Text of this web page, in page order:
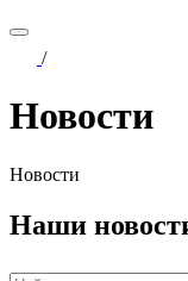
/
Новости
Новости
Наши